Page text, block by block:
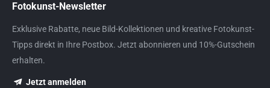
Fotokunst-Newsletter
Exklusive Rabatte, neue Bild-Kollektionen und kreative Fotokunst-
Tipps direkt in Ihre Postbox. Jetzt abonnieren und 10%-Gutschein
erhalten.
Jetzt anmelden